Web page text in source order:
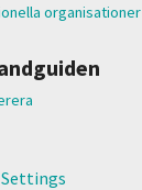
organisationer